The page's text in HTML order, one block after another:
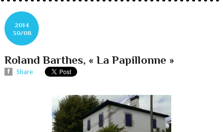
2014
30/08
Roland Barthes, « La Papillonne »
Share